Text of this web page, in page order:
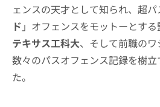
ェンスの天才として知られ、超
ド 」オフェンスをモットーとす
テキサス工科大、そして前職の
数々のパスオフェンス記録を樹
た。